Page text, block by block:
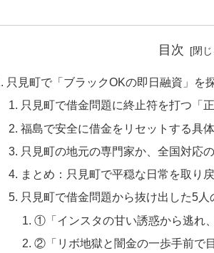
目次
只見町で「ブラックOKの即日融資」を
只見町で借金問題に終止符を打つ「正
福島で安全に借金をリセットする具
只見町の地元の専門家か、全国対応
まとめ：只見町で平穏な日常を取り
只見町で借金問題から抜け出した5人
①「インスタの甘い誘惑から逃れ
②「リボ地獄と闇金の一歩手前で